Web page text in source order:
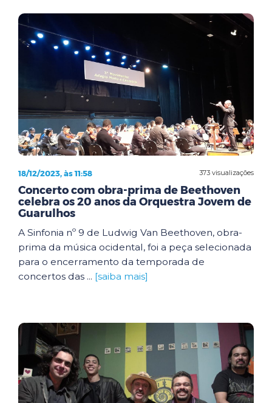
373 visualizações
18/12/2023, às 11:58
Concerto com obra-prima de Beethoven
celebra os 20 anos da Orquestra Jovem de
Guarulhos
A Sinfonia nº 9 de Ludwig Van Beethoven, obra-
prima da música ocidental, foi a peça selecionada
para o encerramento da temporada de
concertos das ... [saiba mais]